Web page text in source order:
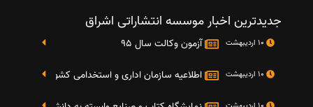
جدیدترین اخبار موسسه انتشاراتی اشراق
آزمون وکالت سال 95
اطلاعیه سازمان اداری و استخدامی کشور در خصوص